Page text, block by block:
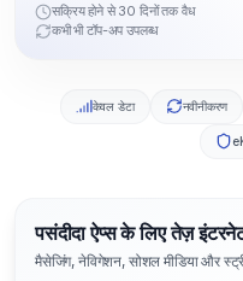
सक्रिय होने से 30 दिनों तक वैध
कभी भी टॉप-अप उपलब्ध
केवल डेटा नवीनीकरण
पसंदीदा ऐप्स के लिए तेज़
मैसेजिंग, नेविगेशन, सोशल मीडिया और